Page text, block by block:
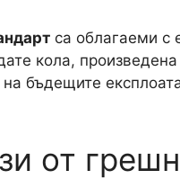
са облагаеми с
кола,
бъдещите
от